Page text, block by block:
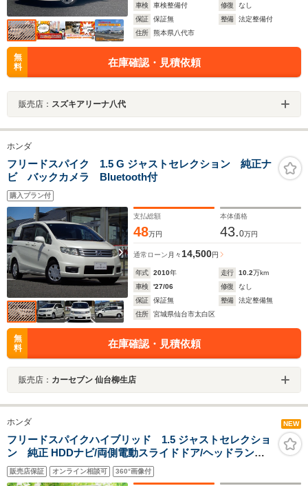
車検 車検整備付 修復
なし
保証
保証無 整備
法定整備付
住所
熊本県八代市
無
料
在庫確認・見積依頼
販売店： スズキアリーナ八代
ホンダ
フリードスパイク 1.5 G ジャストセレクション 純正ナ
ビ バックカメラ Bluetooth付
購入プラン付
支払総額
48万円
本体価格
43.0万円
通常ローン 月々14,500円
年式 2010年 走行 10.2万km
車検
'27/06 修復
なし
保証
保証無 整備
法定整備無
住所
宮城県仙台市太白区
無
料
在庫確認・見積依頼
販売店： カーセブン 仙台柳生店
ホンダ NEW
フリードスパイクハイブリッド 1.5 ジャストセレクショ
ン 純正 HDDナビ/両側電動スライドドア/ヘッドランプ
HID/ETC/EBD付ABS/横滑り防止装置/アイドリングスト
ップ/バックモニター/ワンセグTV/DVD/エアバッグ 運転席
販売店保証 オンライン相談可 360°画像付